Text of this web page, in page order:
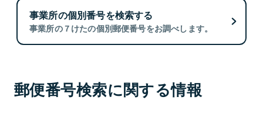
事業所の個別番号を検索する
事業所の７けたの個別郵便番号をお調べします。
郵便番号検索に関する情報